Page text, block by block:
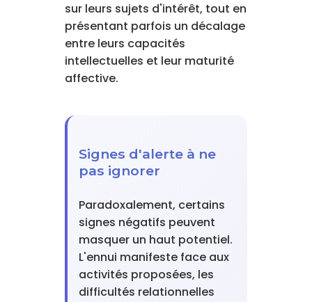
sur leurs sujets d'intérêt, tout en
présentant parfois un décalage
entre leurs capacités
intellectuelles et leur maturité
affective.
Signes d'alerte à ne
pas ignorer
Paradoxalement, certains
signes négatifs peuvent
masquer un haut potentiel.
L'ennui manifeste face aux
activités proposées, les
difficultés relationnelles